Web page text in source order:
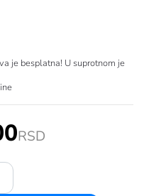
je besplatna! U suprotnom je
RSD